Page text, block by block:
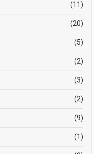
(11)
(20)
(5)
(2)
(3)
(2)
(9)
(1)